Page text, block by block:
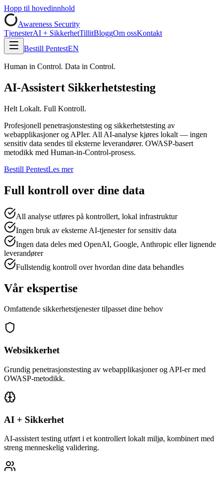
Hopp til hovedinnhold
Awareness Security
TjenesterAI + SikkerhetTillitBloggOm ossKontakt
Bestill PentestEN
Human in Control. Data in Control.
AI-Assistert Sikkerhetstesting
Helt Lokalt. Full Kontroll.
Profesjonell penetrasjonstesting og sikkerhetstesting av
webapplikasjoner og APIer. All AI-analyse kjøres lokalt — ingen
sensitiv data sendes til eksterne leverandører. OWASP-basert
metodikk med Human-in-Control-prosess.
Bestill PentestLes mer
Full kontroll over dine data
All analyse utføres på kontrollert, lokal infrastruktur
Ingen bruk av eksterne AI-tjenester for sensitiv data
Ingen data deles med OpenAI, Google, Anthropic eller lignende
leverandører
Fullstendig kontroll over hvordan dine data behandles
Vår ekspertise
Omfattende sikkerhetstjenester tilpasset dine behov
Websikkerhet
Grundig penetrasjonstesting av webapplikasjoner og API-er med
OWASP-metodikk.
AI + Sikkerhet
AI-assistert testing utført i et kontrollert lokalt miljø, kombinert med
streng menneskelig validering.